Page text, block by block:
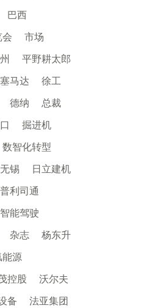
巴西
市场
平野耕太郎
马达
徐工
德纳
总裁
掘进机
数智化转型
无锡
日立建机
普利司通
智能驾驶
杂志
杨东升
能源
控股
沃尔夫
备 法亚集团